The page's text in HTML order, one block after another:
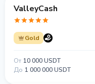
ValleyCash
Gold
От 10 000 USDT
До 1 000 000 USDT